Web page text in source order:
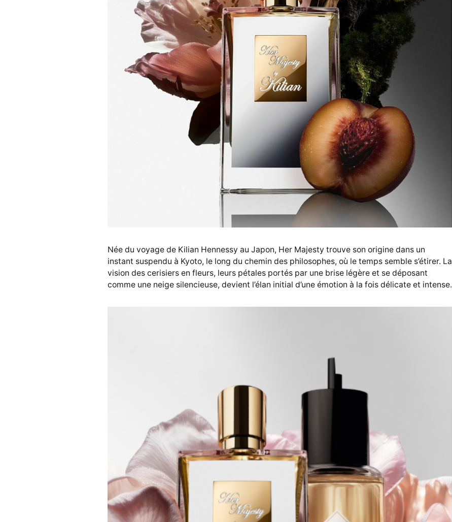
Née du voyage de Kilian Hennessy au Japon, Her Majesty trouve son origine dans un
instant suspendu à Kyoto, le long du chemin des philosophes, où le temps semble s’étirer. La
vision des cerisiers en fleurs, leurs pétales portés par une brise légère et se déposant
comme une neige silencieuse, devient l’élan initial d’une émotion à la fois délicate et intense.